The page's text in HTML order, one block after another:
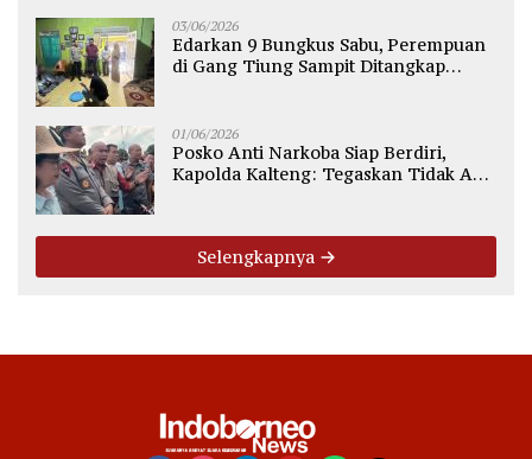
03/06/2026
Edarkan 9 Bungkus Sabu, Perempuan
di Gang Tiung Sampit Ditangkap
01/06/2026
Posko Anti Narkoba Siap Berdiri,
Kapolda Kalteng: Tegaskan Tidak Ada
Selengkapnya